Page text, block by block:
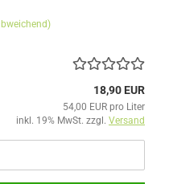
18,90 EUR
54,00 EUR pro Liter
inkl. 19% MwSt. zzgl. Versand